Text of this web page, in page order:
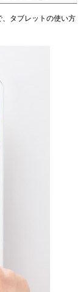
タブレットの使い方